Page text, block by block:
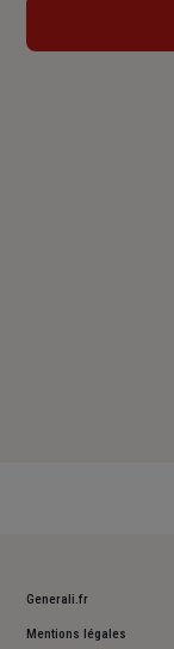
Generali.fr
Mentions légales